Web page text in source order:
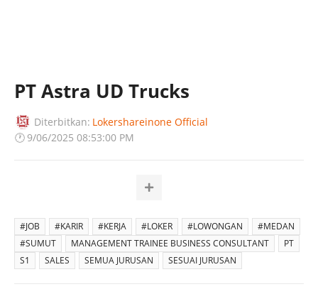
PT Astra UD Trucks
Diterbitkan: Lokershareinone Official
🕐 9/06/2025 08:53:00 PM
#JOB #KARIR #KERJA #LOKER #LOWONGAN
#MEDAN
#SUMUT
MANAGEMENT TRAINEE BUSINESS CONSULTANT
PT
S1
SALES SEMUA JURUSAN SESUAI JURUSAN